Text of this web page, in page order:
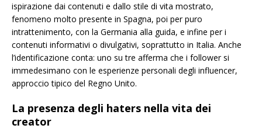
ispirazione dai contenuti e dallo stile di vita mostrato,
fenomeno molto presente in Spagna, poi per puro
intrattenimento, con la Germania alla guida, e infine per i
contenuti informativi o divulgativi, soprattutto in Italia. Anche
l’identificazione conta: uno su tre afferma che i follower si
immedesimano con le esperienze personali degli influencer,
approccio tipico del Regno Unito.
La presenza degli haters nella vita dei
creator